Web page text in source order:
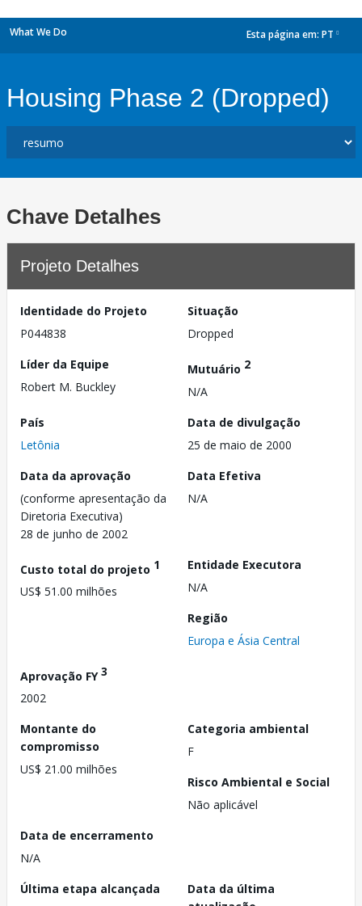
What We Do Esta página em: PT
Housing Phase 2 (Dropped)
Chave Detalhes
Projeto Detalhes
Identidade do Projeto
P044838
Situação
Dropped
Líder da Equipe
Robert M. Buckley
Mutuário 2
N/A
País
Letônia
Data de divulgação
25 de maio de 2000
Data da aprovação
(conforme apresentação da
Diretoria Executiva)
28 de junho de 2002
Data Efetiva
N/A
Custo total do projeto 1
US$ 51.00 milhões
Entidade Executora
N/A
Região
Europa e Ásia Central
Aprovação FY3
2002
Montante do
compromisso
US$ 21.00 milhões
Categoria ambiental
F
Risco Ambiental e Social
Não aplicável
Data de encerramento
N/A
Última etapa alcançada
Data da última